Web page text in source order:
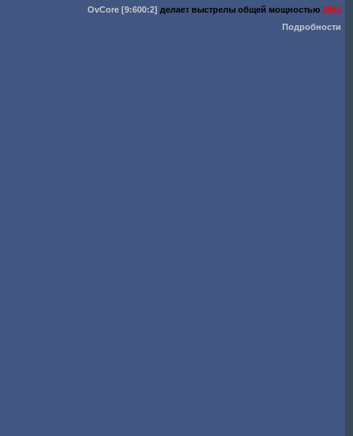
OvCore [9:600:2] делает выстрелы общей мощностью2842
Подробности